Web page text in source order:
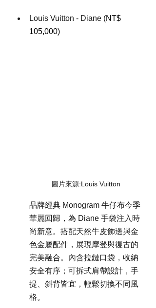
Louis Vuitton - Diane (NT$
105,000)
圖片來源:Louis Vuitton
品牌經典 Monogram 牛仔布今季
華麗回歸，為 Diane 手袋注入時
尚新意。搭配天然牛皮飾邊與金
色金屬配件，展現摩登與復古的
完美融合。內含拉鏈口袋，收納
安全有序；可拆式肩帶設計，手
提、斜背皆宜，輕鬆切換不同風
格。